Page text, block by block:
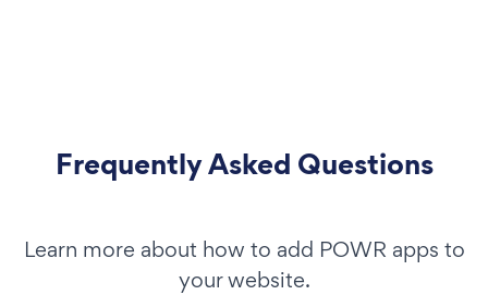
Frequently Asked Questions
Learn more about how to add POWR apps to
your website.